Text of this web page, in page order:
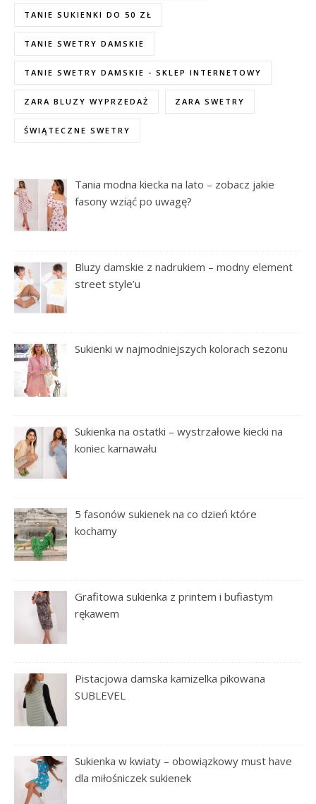
TANIE SUKIENKI DO 50 ZŁ
TANIE SWETRY DAMSKIE
TANIE SWETRY DAMSKIE - SKLEP INTERNETOWY
ZARA BLUZY WYPRZEDAŻ ZARA SWETRY
ŚWIĄTECZNE SWETRY
Tania modna kiecka na lato – zobacz jakie
fasony wziąć po uwagę?
Bluzy damskie z nadrukiem – modny element
street style’u
Sukienki w najmodniejszych kolorach sezonu
Sukienka na ostatki – wystrzałowe kiecki na
koniec karnawału
5 fasonów sukienek na co dzień które
kochamy
Grafitowa sukienka z printem i bufiastym
rękawem
Pistacjowa damska kamizelka pikowana
SUBLEVEL
Sukienka w kwiaty – obowiązkowy must have
dla miłośniczek sukienek